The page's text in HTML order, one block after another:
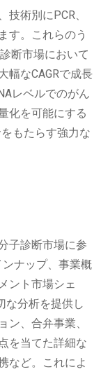
術別にPCR、
す。これらのう
断市場において
幅なCAGRで成長
レベルでのがん
化を可能にする
もたらす強力な
子診断市場に参
ナップ、事業概
ント市場シェ
な分析を提供し
ン、合弁事業、
を当てた詳細な
など。これによ